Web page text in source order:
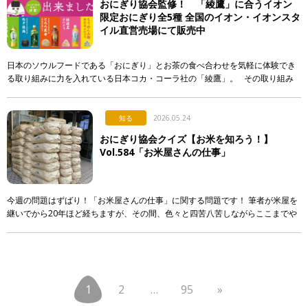
おにぎり協会監修！ 「綾鷹」に合うイオン
限定おにぎり全5種 全国のイオン・イオンスタ
イル直営売場にて販売中
日本のソウルフードである「おにぎり」とお茶の食べ合わせを気軽に体験でき
る取り組みに力を入れている日本コカ・コーラ社の「綾鷹」。 その取り組み
知る 2026.05.24
おにぎり協会クイズ【お米を知ろう！】
Vol.584「お米屋さんの仕事」
今週の問題はずばり！「お米屋さんの仕事」に関する問題です！ 筆者が米屋を
継いでから20年ほど経ちますが、その間、色々と四苦八苦しながらここまでや
1 2 … 95 »